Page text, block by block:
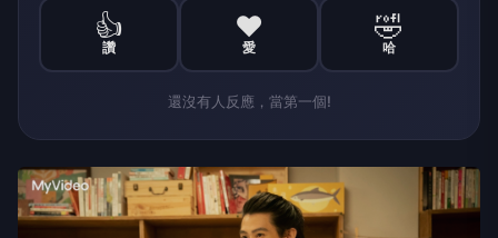
👍
讚
❤️
愛
🤣
哈
還沒有人反應，當第一個!